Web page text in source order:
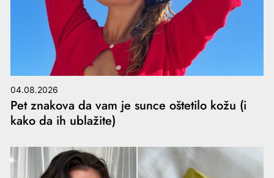
04.08.2026
Pet znakova da vam je sunce oštetilo kožu (i
kako da ih ublažite)